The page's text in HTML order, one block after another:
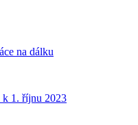
na dálku
1. říjnu 2023